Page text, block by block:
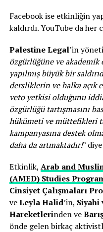
Facebook ise etkinliğin
kaldırdı. YouTube da her
Palestine Legal’in
özgürlüğüne ve akademik
yapılmış büyük bir
dersliklerin ve halka
veto yetkisi olduğunu
özgürlüğü tartışmasını
hükümeti ve müttefikleri
kampanyasına destek
daha da artmaktadır!”
Etkinlik, Arab and
(AMED) Studies
Cinsiyet Çalışmaları
veLeyla Halid’in, Siyahi
Hareketlerinden ve
önde gelen birkaç